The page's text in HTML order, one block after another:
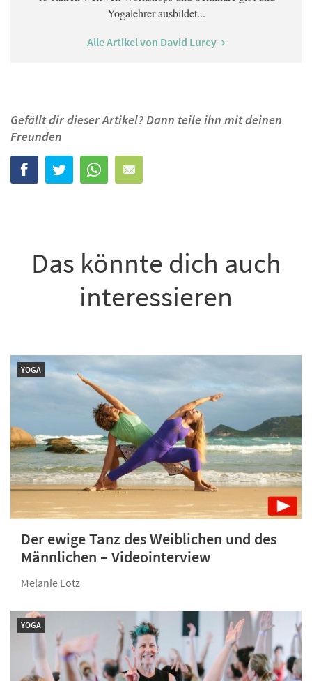
Yogalehrer ausbildet...
Alle Artikel von David Lurey →
Gefällt dir dieser Artikel? Dann teile ihn mit deinen
Freunden
Das könnte dich auch
interessieren
YOGA
Der ewige Tanz des Weiblichen und des
Männlichen – Videointerview
Melanie Lotz
YOGA